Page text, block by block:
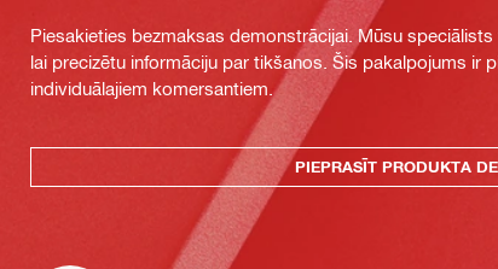
Piesakieties bezmaksas demonstrācijai. Mūsu speciālists
lai precizētu informāciju par tikšanos. Šis pakalpojums ir
individuālajiem komersantiem.
PIEPRASĪT PRODUKTA